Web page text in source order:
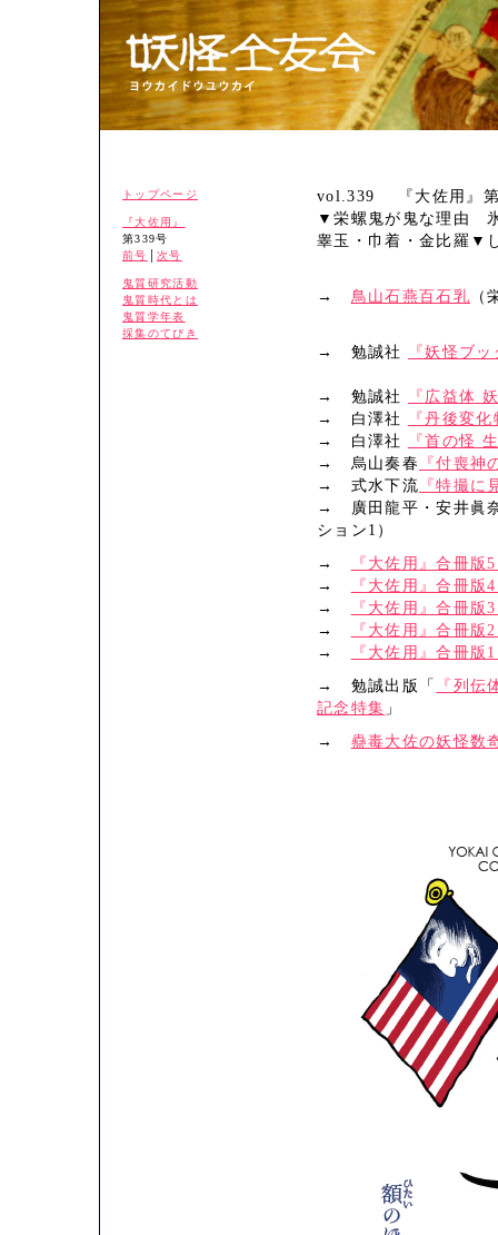
トップページ
『大佐用』
第339号
前号
│次号
鬼質研究活動
鬼質時代とは
鬼質学年表
採集のてびき
vol.339 『大佐用』第
▼栄螺鬼が鬼な理由
睾玉・巾着・金比羅▼
→ 鳥山石燕百石乳 （
→ 勉誠社 『妖怪ブ
→ 勉誠社
『広益体
→ 白澤社
『丹後変
→ 白澤社
『首の怪
→ 烏山奏春
『付喪神
→ 式水下流 『特撮に
→ 廣田龍平・安井眞
ション1）
→
『大佐用』合冊版
→
『大佐用』合冊版
→
『大佐用』合冊版
→
『大佐用』合冊版
→
『大佐用』合冊版
→ 勉誠出版「
『列
記念特集 」
→ 蠱毒大佐の妖怪数